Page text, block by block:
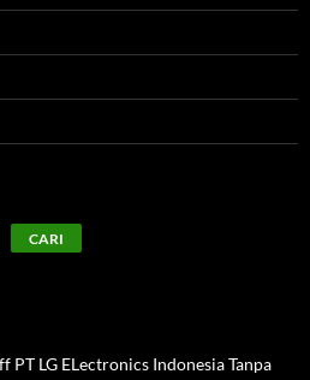
CARI
PT LG ELectronics Indonesia Tanpa